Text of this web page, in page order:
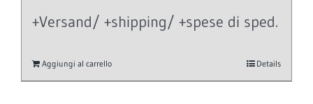
+Versand/ +shipping/ +spese di sped.
Aggiungi al carrello Details